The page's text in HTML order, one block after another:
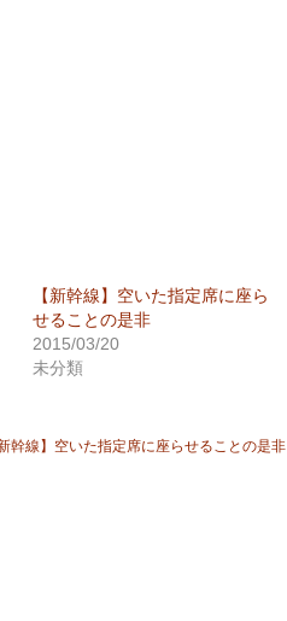
【新幹線】空いた指定席に座ら
せることの是非
2015/03/20
未分類
新幹線】空いた指定席に座らせることの是非